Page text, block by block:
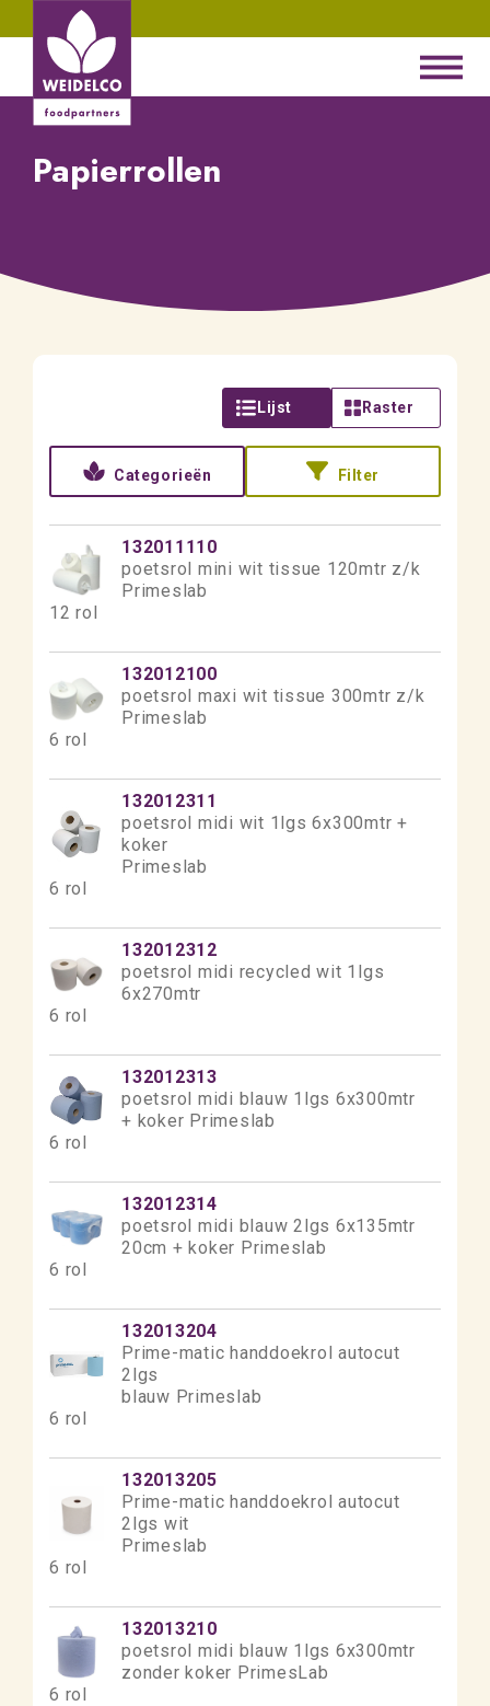
Papierrollen
Lijst Raster
Categorieën Filter
132011110
poetsrol mini wit tissue 120mtr z/k
Primeslab
12 rol
132012100
poetsrol maxi wit tissue 300mtr z/k
Primeslab
6 rol
132012311
poetsrol midi wit 1lgs 6x300mtr +
koker
Primeslab
6 rol
132012312
poetsrol midi recycled wit 1lgs
6x270mtr
6 rol
132012313
poetsrol midi blauw 1lgs 6x300mtr
+ koker Primeslab
6 rol
132012314
poetsrol midi blauw 2lgs 6x135mtr
20cm + koker Primeslab
6 rol
132013204
Prime-matic handdoekrol autocut
2lgs
blauw Primeslab
6 rol
132013205
Prime-matic handdoekrol autocut
2lgs wit
Primeslab
6 rol
132013210
poetsrol midi blauw 1lgs 6x300mtr
zonder koker PrimesLab
6 rol